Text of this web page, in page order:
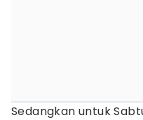
Sedangkan untuk